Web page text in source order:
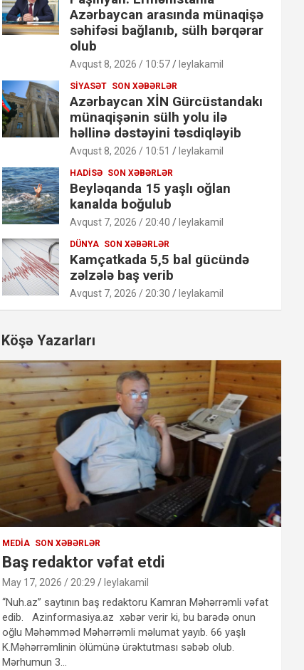
Azərbaycan arasında münaqişə
səhifəsi bağlanıb, sülh bərqərar
olub
Avqust 8, 2026 / 10:57 leylakamil
SIYASƏT SON XƏBƏRLƏR
Azərbaycan XİN Gürcüstandakı
münaqişənin sülh yolu ilə
həllinə dəstəyini təsdiqləyib
Avqust 8, 2026 / 10:51 leylakamil
HADISƏ SON XƏBƏRLƏR
Beyləqanda 15 yaşlı oğlan
kanalda boğulub
Avqust 7, 2026 / 20:40 leylakamil
DÜNYA SON XƏBƏRLƏR
Kamçatkada 5,5 bal gücündə
zəlzələ baş verib
Avqust 7, 2026 / 20:30 leylakamil
Köşə Yazarları
MEDIA SON XƏBƏRLƏR
Baş redaktor vəfat etdi
May 17, 2026 / 20:29 leylakamil
“Nuh.az” saytının baş redaktoru Kamran Məhərrəmli vəfat
edib. Azinformasiya.az xəbər verir ki, bu barədə onun
oğlu Məhəmməd Məhərrəmli məlumat yayıb. 66 yaşlı
K.Məhərrəmlinin ölümünə ürəktutması səbəb olub.
Mərhumun 3…